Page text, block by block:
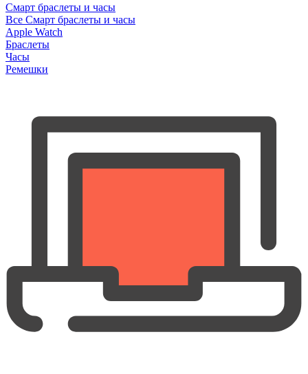
Смарт браслеты и часы
Все Смарт браслеты и часы
Apple Watch
Браслеты
Часы
Ремешки